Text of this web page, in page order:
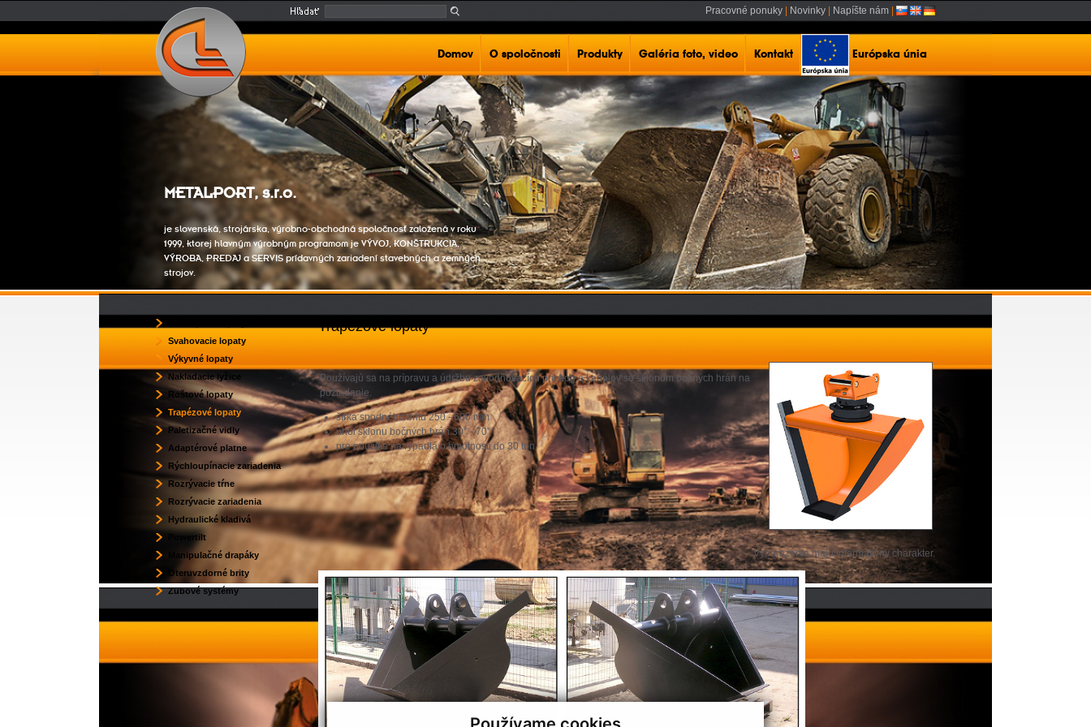
Pracovné ponuky Novinky Napíšte nám
Európska únia
Kontakt
Galéria foto, video
Produkty
O spoločnosti
Domov
METALPORT, s.r.o.
je slovenská, strojárska, výrobno-obchodná spoločnosť založená v roku
1999, ktorej hlavným výrobným programom je VÝVOJ, KONŠTRUKCIA,
VÝROBA, PREDAJ a SERVIS prídavných zariadení stavebných a zemných
strojov.
Svahovacie lopaty
Výkyvné lopaty
Nakladacie lyžice
Roštové lopaty
Trapézové lopaty
Paletizačné vidly
Adaptérové platne
Rýchloupínacie zariadenia
Rozrývacie tŕne
Rozrývacie zariadenia
Hydraulické kladivá
Powertilt
Manipulačné drapáky
Oteruvzdorné brity
Zubové systémy
Trapézové lopaty
Používajú sa na prípravu a údržbu zavodňovacích priekop a kanálov so sklonom bočných hrán na
požiadanie.
šírka spodného britu 250 - 600 mm
uhol sklonu bočných hrán 30° - 70°
pre použitie na rýpadlá o hmotnosti do 30 ton
Vyobrazenia majú informatívny charakter.